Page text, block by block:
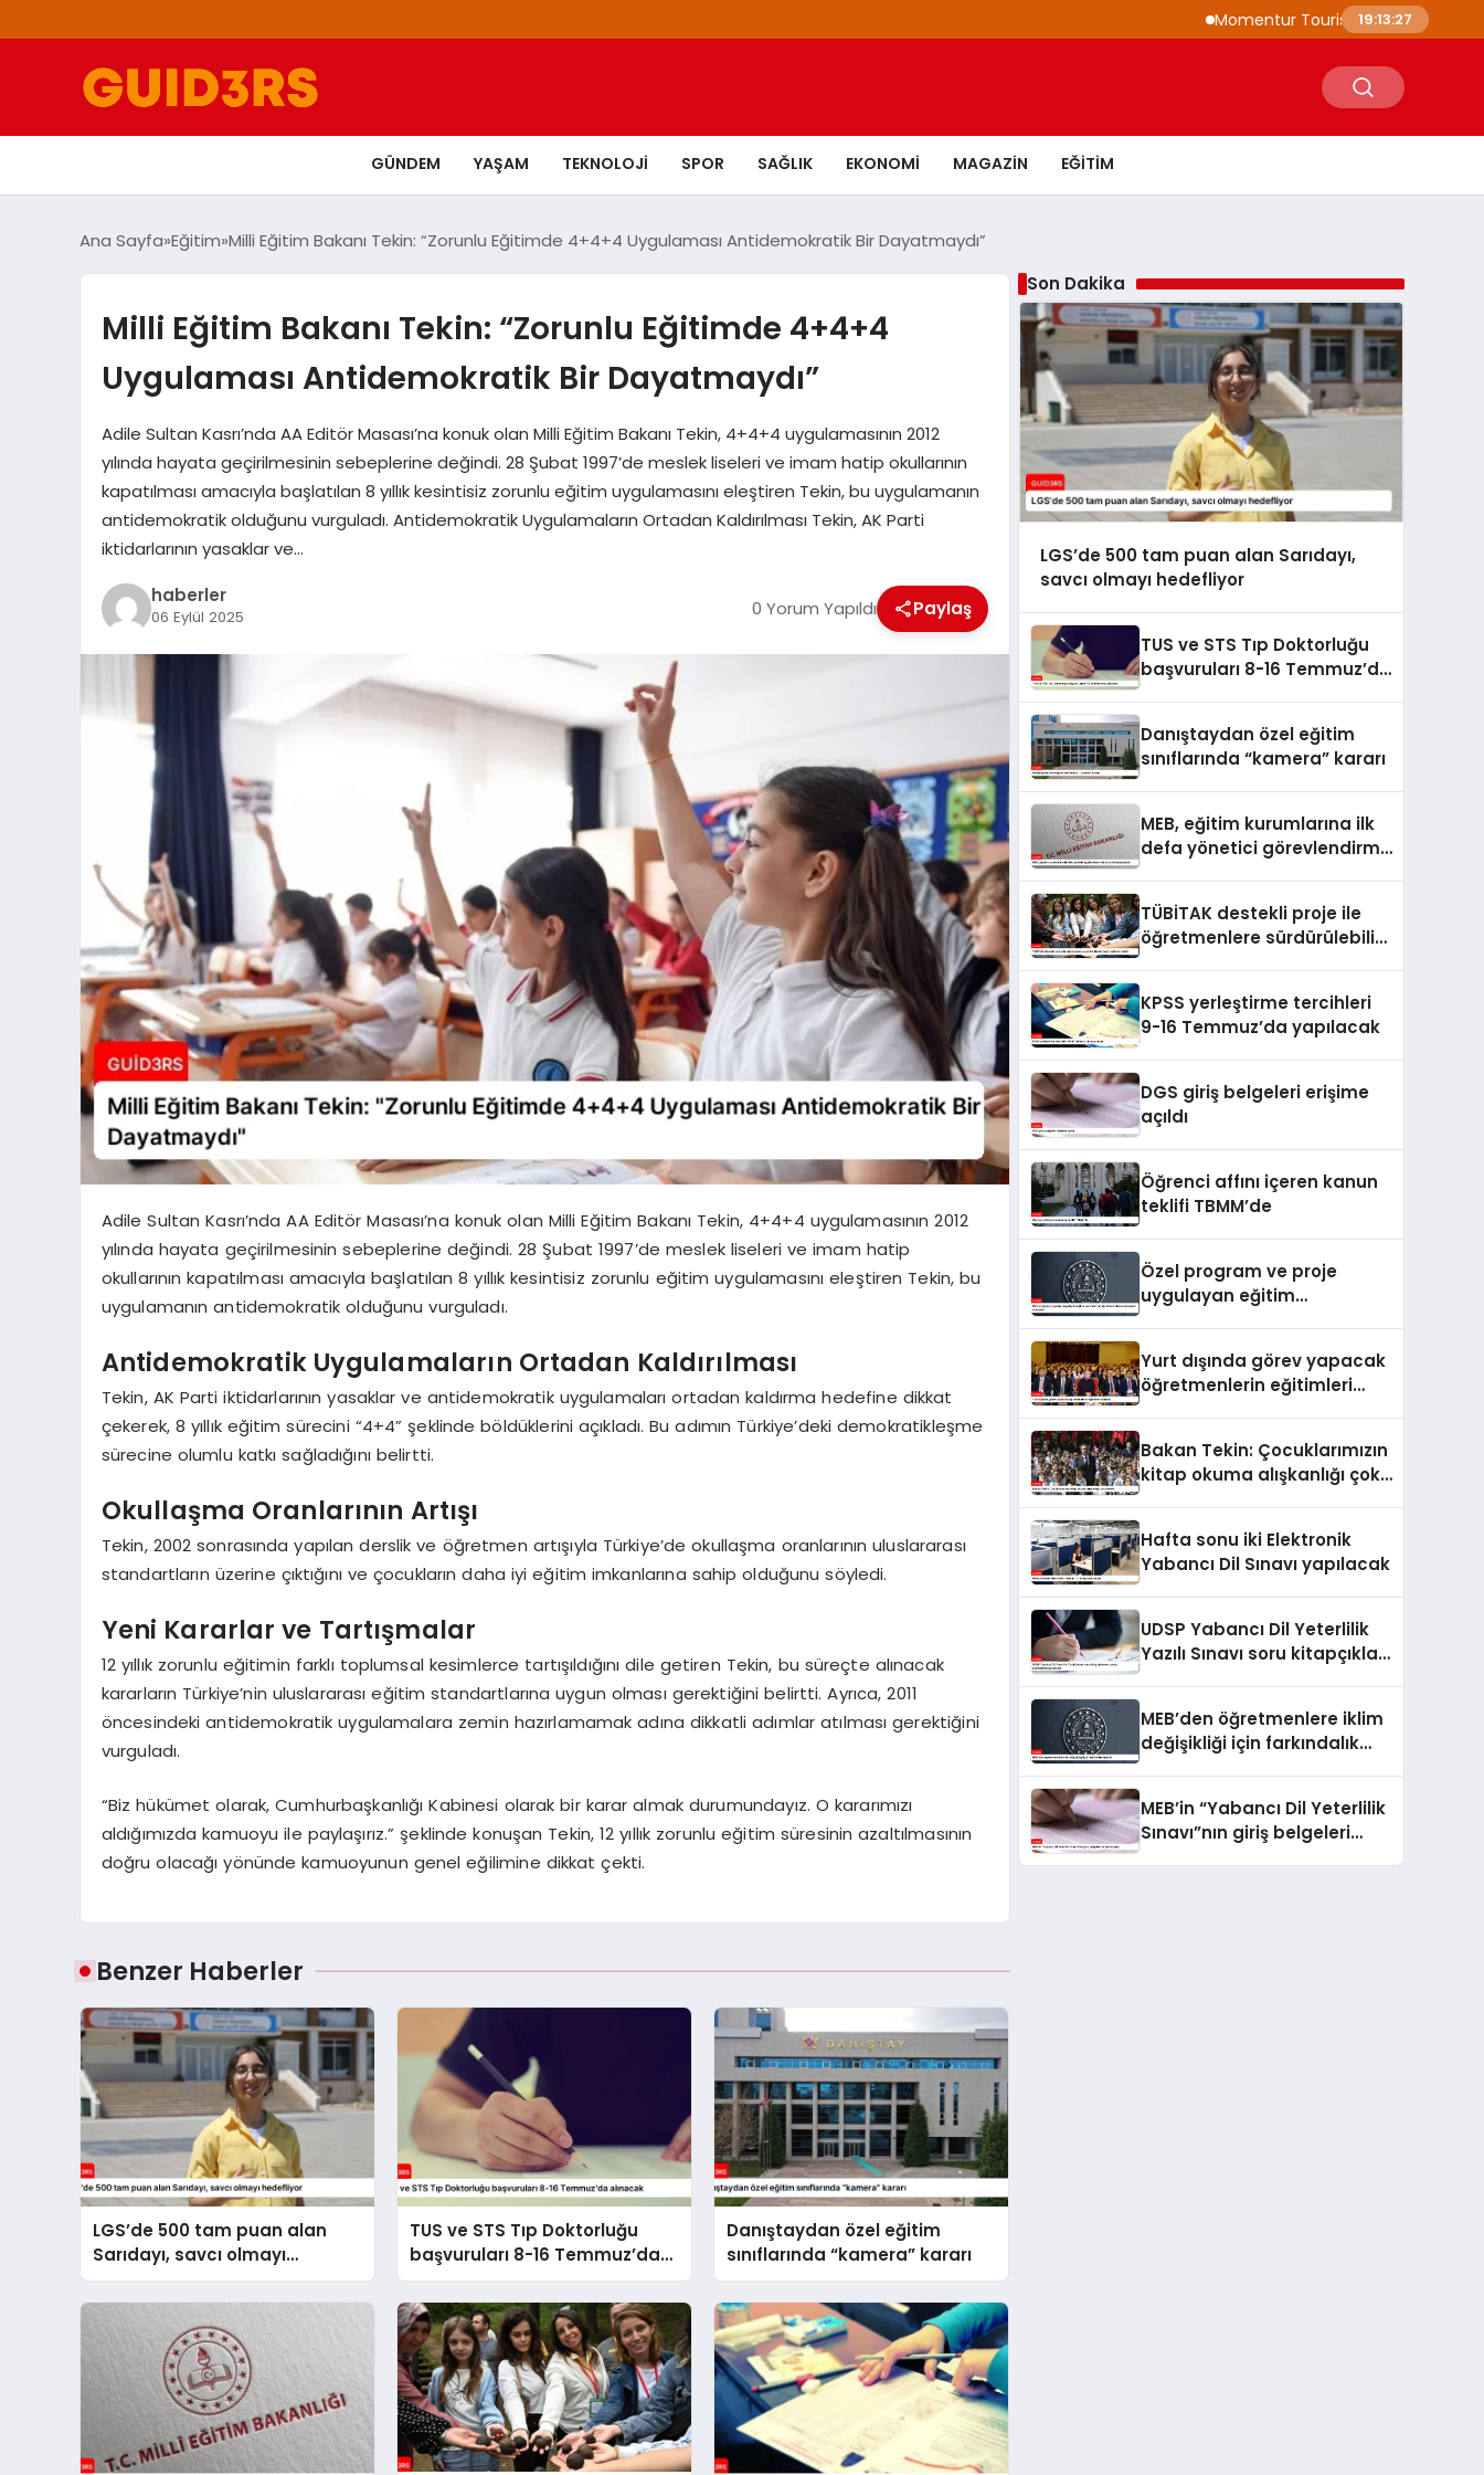
Momentur Tourism & Travel, Dubai
19:13:28
GÜNDEM YAŞAM TEKNOLOJI SPOR SAĞLIK EKONOMI MAGAZIN EĞITIM
Ana Sayfa Eğitim Milli Eğitim Bakanı Tekin: “Zorunlu Eğitimde 4+4+4 Uygulaması Antidemokratik Bir Dayatmaydı”
Milli Eğitim Bakanı Tekin: “Zorunlu Eğitimde 4+4+4
Uygulaması Antidemokratik Bir Dayatmaydı”
Adile Sultan Kasrı’nda AA Editör Masası’na konuk olan Milli Eğitim Bakanı Tekin, 4+4+4 uygulamasının 2012
yılında hayata geçirilmesinin sebeplerine değindi. 28 Şubat 1997’de meslek liseleri ve imam hatip okullarının
kapatılması amacıyla başlatılan 8 yıllık kesintisiz zorunlu eğitim uygulamasını eleştiren Tekin, bu uygulamanın
antidemokratik olduğunu vurguladı. Antidemokratik Uygulamaların Ortadan Kaldırılması Tekin, AK Parti
iktidarlarının yasaklar ve…
haberler
06 Eylül 2025 0 Yorum Yapıldı Paylaş
Adile Sultan Kasrı’nda AA Editör Masası’na konuk olan Milli Eğitim Bakanı Tekin, 4+4+4 uygulamasının 2012
yılında hayata geçirilmesinin sebeplerine değindi. 28 Şubat 1997’de meslek liseleri ve imam hatip
okullarının kapatılması amacıyla başlatılan 8 yıllık kesintisiz zorunlu eğitim uygulamasını eleştiren Tekin, bu
uygulamanın antidemokratik olduğunu vurguladı.
Antidemokratik Uygulamaların Ortadan Kaldırılması
Tekin, AK Parti iktidarlarının yasaklar ve antidemokratik uygulamaları ortadan kaldırma hedefine dikkat
çekerek, 8 yıllık eğitim sürecini “4+4” şeklinde böldüklerini açıkladı. Bu adımın Türkiye’deki demokratikleşme
sürecine olumlu katkı sağladığını belirtti.
Okullaşma Oranlarının Artışı
Tekin, 2002 sonrasında yapılan derslik ve öğretmen artışıyla Türkiye’de okullaşma oranlarının uluslararası
standartların üzerine çıktığını ve çocukların daha iyi eğitim imkanlarına sahip olduğunu söyledi.
Yeni Kararlar ve Tartışmalar
12 yıllık zorunlu eğitimin farklı toplumsal kesimlerce tartışıldığını dile getiren Tekin, bu süreçte alınacak
kararların Türkiye’nin uluslararası eğitim standartlarına uygun olması gerektiğini belirtti. Ayrıca, 2011
öncesindeki antidemokratik uygulamalara zemin hazırlamamak adına dikkatli adımlar atılması gerektiğini
vurguladı.
“Biz hükümet olarak, Cumhurbaşkanlığı Kabinesi olarak bir karar almak durumundayız. O kararımızı
aldığımızda kamuoyu ile paylaşırız.” şeklinde konuşan Tekin, 12 yıllık zorunlu eğitim süresinin azaltılmasının
doğru olacağı yönünde kamuoyunun genel eğilimine dikkat çekti.
Benzer Haberler
LGS’de 500 tam puan alan
Sarıdayı, savcı olmayı
hedefliyor
TUS ve STS Tıp Doktorluğu
başvuruları 8-16 Temmuz’da
alınacak
Danıştaydan özel eğitim
sınıflarında “kamera” kararı
Son Dakika
LGS’de 500 tam puan alan Sarıdayı,
savcı olmayı hedefliyor
TUS ve STS Tıp Doktorluğu
başvuruları 8-16 Temmuz’da
Danıştaydan özel eğitim
sınıflarında “kamera” kararı
MEB, eğitim kurumlarına ilk
defa yönetici görevlendirme
TÜBİTAK destekli proje ile
öğretmenlere sürdürülebilir
KPSS yerleştirme tercihleri
9-16 Temmuz’da yapılacak
DGS giriş belgeleri erişime
açıldı
Öğrenci affını içeren kanun
teklifi TBMM’de
Özel program ve proje
uygulayan eğitim
Yurt dışında görev yapacak
öğretmenlerin eğitimleri
Bakan Tekin: Çocuklarımızın
kitap okuma alışkanlığı çok
Hafta sonu iki Elektronik
Yabancı Dil Sınavı yapılacak
UDSP Yabancı Dil Yeterlilik
Yazılı Sınavı soru kitapçıkları
MEB’den öğretmenlere iklim
değişikliği için farkındalık
MEB’in “Yabancı Dil Yeterlilik
Sınavı”nın giriş belgeleri